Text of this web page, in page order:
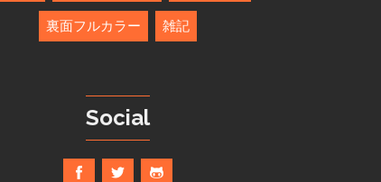
裏面フルカラー 雑記
Social